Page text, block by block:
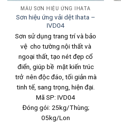
MẪU SƠN HIỆU ỨNG IHATA
Sơn hiệu ứng vải dệt Ihata –
IVD04
Sơn sử dụng trang trí và bảo
vệ cho tường nội thất và
ngoại thất, tạo nét đẹp cổ
điển, giúp bề mặt kiến trúc
trở nên độc đáo, tối giản mà
tinh tế, sang trọng, hiện đại.
Mã SP: IVD04
Đóng gói: 25kg/Thùng;
05kg/Lon